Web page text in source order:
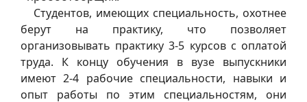
Студентов, имеющих специальность, охотнее
берут на практику, что позволяет
организовывать практику 3-5 курсов с оплатой
труда. К концу обучения в вузе выпускники
имеют 2-4 рабочие специальности, навыки и
опыт работы по этим специальностям, они